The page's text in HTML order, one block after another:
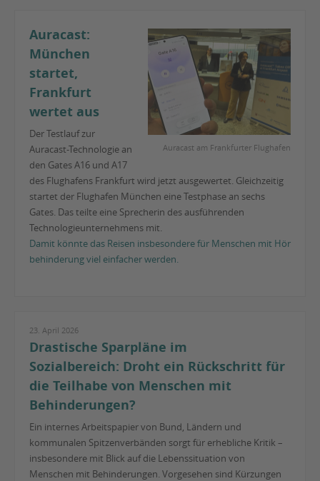
Auracast am Frankfurter Flughafen
Auracast:
München
startet,
Frankfurt
wertet aus
Der Testlauf zur
Auracast-Technologie an
den Gates A16 und A17
des Flughafens Frankfurt wird jetzt ausgewertet. Gleichzeitig
startet der Flughafen München eine Testphase an sechs
Gates. Das teilte eine Sprecherin des ausführenden
Technologieunternehmens mit.
Damit könnte das Reisen insbesondere für Menschen mit Hör
behinderung viel einfacher werden.
23. April 2026
Drastische Sparpläne im
Sozialbereich: Droht ein Rückschritt für
die Teilhabe von Menschen mit
Behinderungen?
Ein internes Arbeitspapier von Bund, Ländern und
kommunalen Spitzenverbänden sorgt für erhebliche Kritik –
insbesondere mit Blick auf die Lebenssituation von
Menschen mit Behinderungen. Vorgesehen sind Kürzungen